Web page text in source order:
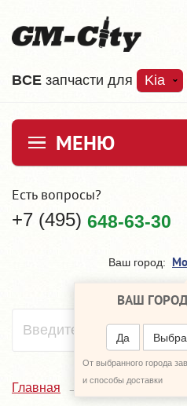
ВCE запчасти для Kia
МЕНЮ
Есть вопросы?
+7 (495) 648-63-30
Ваш город:
ВАШ
Да
От выбранного города
и способы доставки
Главная Каталог